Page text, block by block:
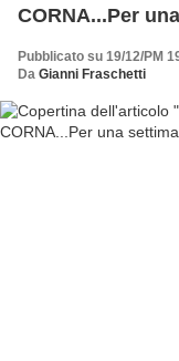
CORNA...Per
Pubblicato su 19/12/PM
Da Gianni Fraschetti